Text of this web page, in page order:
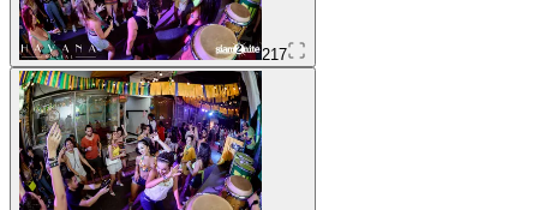
217